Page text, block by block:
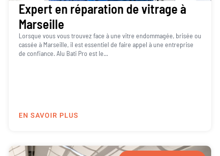
Expert en réparation de vitrage à
Marseille
Lorsque vous vous trouvez face à une vitre endommagée, brisée ou
cassée à Marseille, il est essentiel de faire appel à une entreprise
de confiance. Alu Bati Pro est le...
EN SAVOIR PLUS